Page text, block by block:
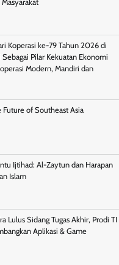
Koperasi ke-79 Tahun 2026 di
Pilar Kekuatan Ekonomi
Modern, Mandiri dan
Future of Southeast Asia
Ijtihad: Al-Zaytun dan Harapan
Islam
Lulus Sidang Tugas Akhir, Prodi TI
Aplikasi & Game